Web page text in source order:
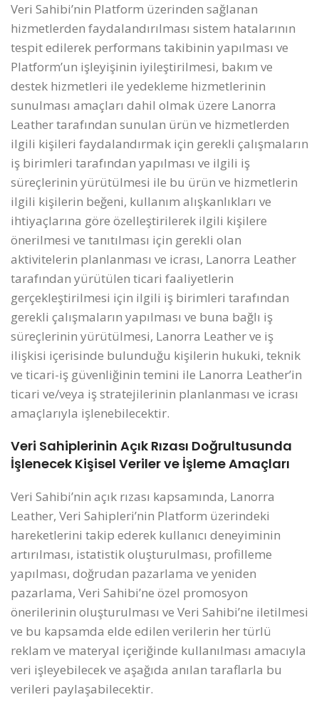
Veri Sahibi’nin Platform üzerinden sağlanan
hizmetlerden faydalandırılması sistem hatalarının
tespit edilerek performans takibinin yapılması ve
Platform’un işleyişinin iyileştirilmesi, bakım ve
destek hizmetleri ile yedekleme hizmetlerinin
sunulması amaçları dahil olmak üzere Lanorra
Leather tarafından sunulan ürün ve hizmetlerden
ilgili kişileri faydalandırmak için gerekli çalışmaların
iş birimleri tarafından yapılması ve ilgili iş
süreçlerinin yürütülmesi ile bu ürün ve hizmetlerin
ilgili kişilerin beğeni, kullanım alışkanlıkları ve
ihtiyaçlarına göre özelleştirilerek ilgili kişilere
önerilmesi ve tanıtılması için gerekli olan
aktivitelerin planlanması ve icrası, Lanorra Leather
tarafından yürütülen ticari faaliyetlerin
gerçekleştirilmesi için ilgili iş birimleri tarafından
gerekli çalışmaların yapılması ve buna bağlı iş
süreçlerinin yürütülmesi, Lanorra Leather ve iş
ilişkisi içerisinde bulunduğu kişilerin hukuki, teknik
ve ticari-iş güvenliğinin temini ile Lanorra Leather’in
ticari ve/veya iş stratejilerinin planlanması ve icrası
amaçlarıyla işlenebilecektir.
Veri Sahiplerinin Açık Rızası Doğrultusunda
İşlenecek Kişisel Veriler ve İşleme Amaçları
Veri Sahibi’nin açık rızası kapsamında, Lanorra
Leather, Veri Sahipleri’nin Platform üzerindeki
hareketlerini takip ederek kullanıcı deneyiminin
artırılması, istatistik oluşturulması, profilleme
yapılması, doğrudan pazarlama ve yeniden
pazarlama, Veri Sahibi’ne özel promosyon
önerilerinin oluşturulması ve Veri Sahibi’ne iletilmesi
ve bu kapsamda elde edilen verilerin her türlü
reklam ve materyal içeriğinde kullanılması amacıyla
veri işleyebilecek ve aşağıda anılan taraflarla bu
verileri paylaşabilecektir.